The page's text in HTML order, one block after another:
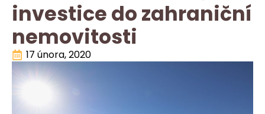
investice do zahraniční
nemovitosti
17 února, 2020